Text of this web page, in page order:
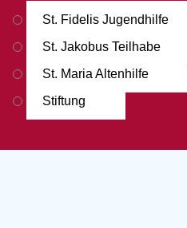
St. Fidelis Jugendhilfe
St. Jakobus Teilhabe
St. Maria Altenhilfe
Stiftung